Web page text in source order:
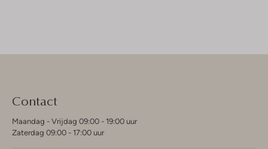
Contact
Maandag - Vrijdag 09:00 - 19:00 uur
Zaterdag 09:00 - 17:00 uur